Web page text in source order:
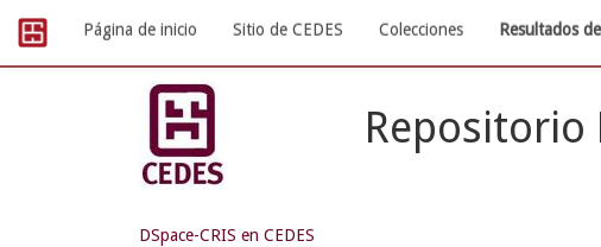
navigation
Página de inicio Sitio de CEDES Colecciones Resultados
Repositorio
DSpace-CRIS en CEDES